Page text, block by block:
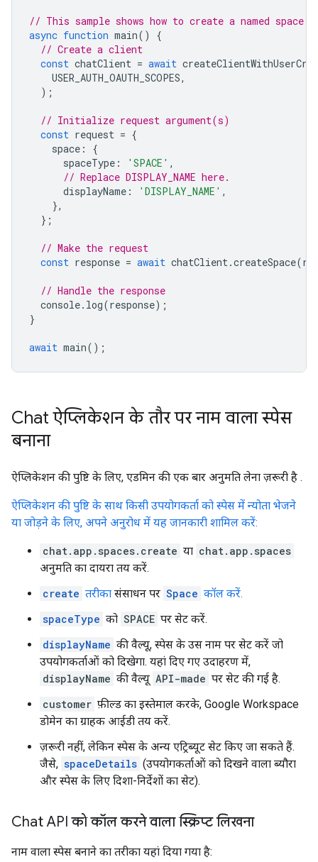
// This sample shows how to create a named space
async function main()
{
// Create a client
const chatClient = await
USER_AUTH_OAUTH_SCOPES,
);
// Initialize request argument(s)
const request = {
space :
{
spaceType : 'SPACE' ,
// Replace DISPLAY_NAME here.
displayName : 'DISPLAY_NAME' ,
},
};
// Make the request
const response = await chatClient.createSpace(
// Handle the response
console. log(response);
}
await main();
Chat ऐप्लिकेशन के तौर पर नाम वाला स्पेस
बनाना
ऐप्लिकेशन की पुष्टि के लिए, एडमिन की एक बार अनुमति लेना ज़रूरी है .
ऐप्लिकेशन की पुष्टि के साथ किसी उपयोगकर्ता को स्पेस में न्योता भेजने
या जोड़ने के लिए, अपने अनुरोध में यह जानकारी शामिल करें:
chat.app.spaces.create या chat.app.spaces
अनुमति का दायरा तय करें.
create तरीका संसाधन पर Space कॉल करें.
spaceType को SPACE पर सेट करें.
displayName की वैल्यू, स्पेस के उस नाम पर सेट करें जो
उपयोगकर्ताओं को दिखेगा. यहां दिए गए उदाहरण में,
displayName की वैल्यू API-made पर सेट की गई है.
customer फ़ील्ड का इस्तेमाल करके, Google Workspace
डोमेन का ग्राहक आईडी तय करें.
ज़रूरी नहीं, लेकिन स्पेस के अन्य एट्रिब्यूट सेट किए जा सकते हैं.
जैसे, spaceDetails (उपयोगकर्ताओं को दिखने वाला ब्यौरा
और स्पेस के लिए दिशा-निर्देशों का सेट).
Chat API को कॉल करने वाला स्क्रिप्ट लिखना
नाम वाला स्पेस बनाने का तरीका यहां दिया गया है: